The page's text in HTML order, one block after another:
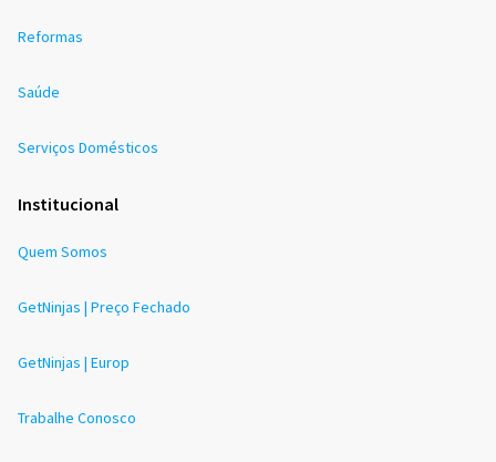
Reformas
Saúde
Serviços Domésticos
Institucional
Quem Somos
GetNinjas | Preço Fechado
GetNinjas | Europ
Trabalhe Conosco